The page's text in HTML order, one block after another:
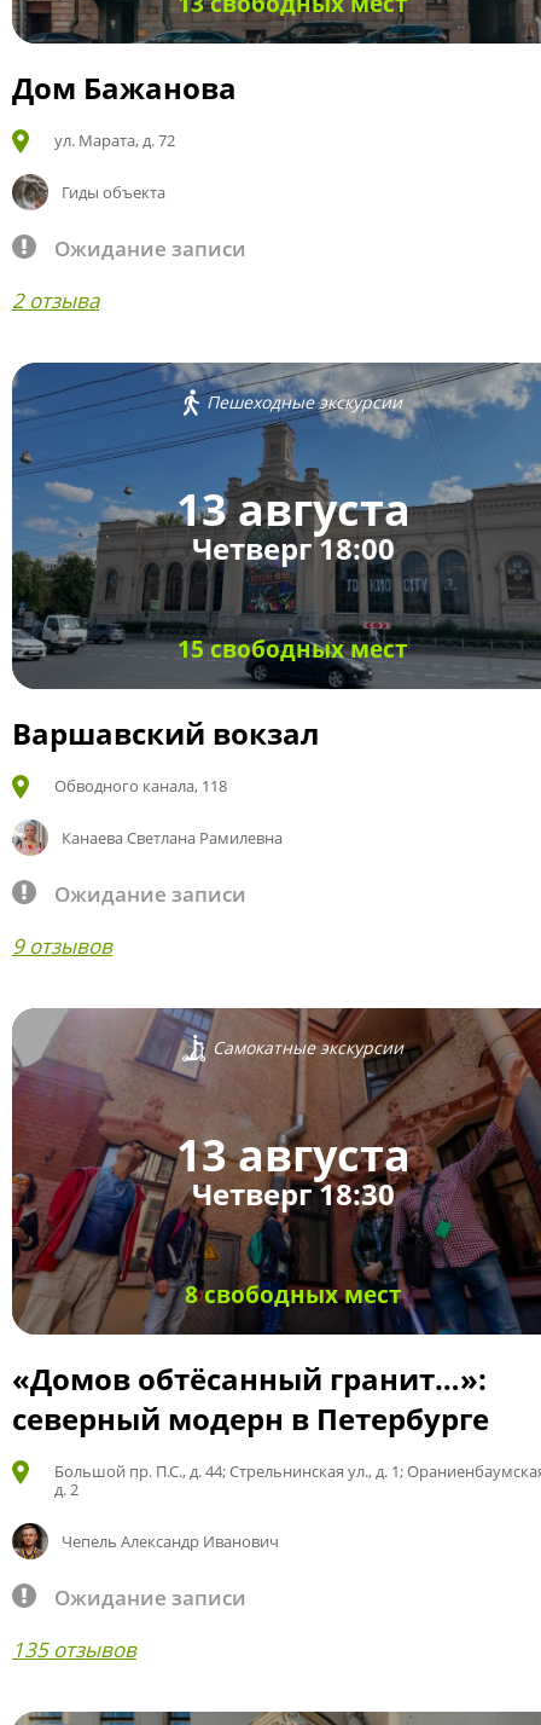
Дом Бажанова
ул. Марата, д. 72
Гиды объекта
Ожидание записи
2 отзыва
Пешеходные экскурсии
13 августа
Четверг 18:00
15 свободных мест
Варшавский вокзал
Обводного канала, 118
Канаева Светлана Рамилевна
Ожидание записи
9 отзывов
Самокатные экскурсии
13 августа
Четверг 18:30
8 свободных мест
«Домов обтёсанный гранит…»:
северный модерн в Петербурге
Большой пр. П.С., д. 44; Стрельнинская ул., д. 1;
д. 2
Чепель Александр Иванович
Ожидание записи
135 отзывов